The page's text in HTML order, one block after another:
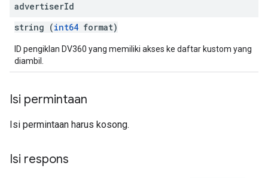
advertiserId
string (int64 format)
ID pengiklan DV360 yang memiliki akses ke daftar kustom yang
diambil.
Isi permintaan
Isi permintaan harus kosong.
Isi respons